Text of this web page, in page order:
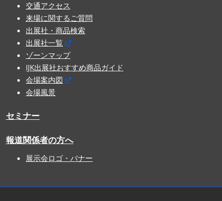
交通アクセス
来場に関するご質問
出展社・商品検索
出展社一覧
ゾーンマップ
IJK出展社おすすめ商品ガイド
会場案内図
会場風景
セミナー
報道関係者の方へ
展示会ロゴ・バナー